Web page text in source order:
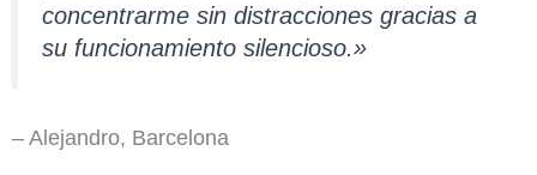
concentrarme sin distracciones gracias a
su funcionamiento silencioso.»
– Alejandro, Barcelona